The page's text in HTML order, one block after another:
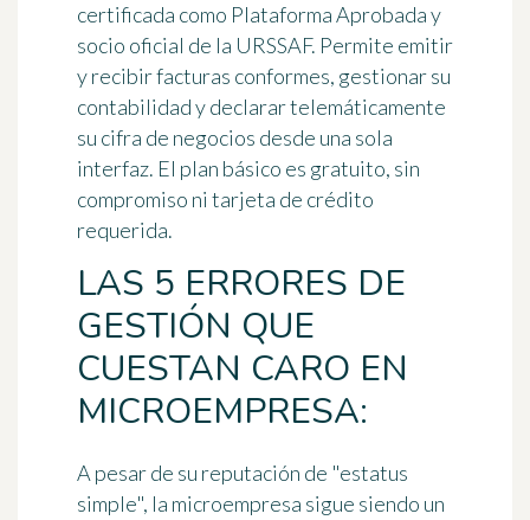
certificada como Plataforma Aprobada y
socio oficial de la URSSAF. Permite emitir
y recibir facturas conformes, gestionar su
contabilidad y declarar telemáticamente
su cifra de negocios desde una sola
interfaz. El plan básico es gratuito, sin
compromiso ni tarjeta de crédito
requerida.
LAS 5 ERRORES DE
GESTIÓN QUE
CUESTAN CARO EN
MICROEMPRESA:
A pesar de su reputación de "estatus
simple", la microempresa sigue siendo un